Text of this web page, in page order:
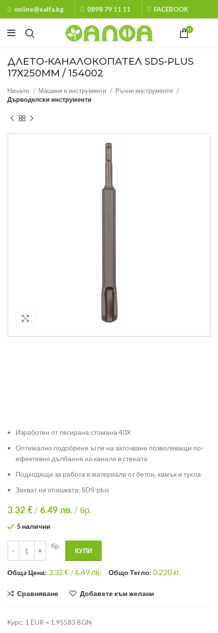
online@ealfa.bg 0898 79 11 11 FACEBOOK
0
ДЛЕТО-КАНАЛОКОПАТЕЛ SDS-PLUS
17Х250MM / 154002
Начало Машини и инструменти
Ръчни инструменти
Дърводелски инструменти
Кликнете за уголемяване
Изработен от легирана стомана 40X
Оптимално подобрени ъгли на заточване позволяващи по-
ефективно дълбаене на канали в стената
Подходящи за работа в материали от бетон, камък и тухла
Захват на опашката: SDS-plus
3.32 €/ 6.49 лв./ бр.
5 налични
бр.
КУПИ
Общa Цена: 3.32 € /6.49 лв. Общо Тегло: 0.220кг.
Сравняване Добавете към желани
Курс: 1 EUR = 1.95583 BGN